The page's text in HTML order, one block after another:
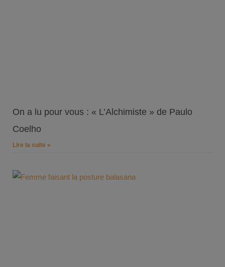
On a lu pour vous : « L’Alchimiste » de Paulo
Coelho
Lire la suite »